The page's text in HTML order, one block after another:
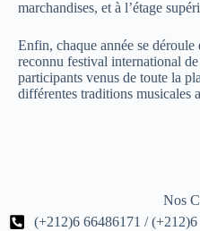
marchandises, et à l’étage
Enfin, chaque année se déroule
reconnu festival international
participants venus de toute la
différentes traditions musicales
Nos
(+212)6 66486171 / (+212)6